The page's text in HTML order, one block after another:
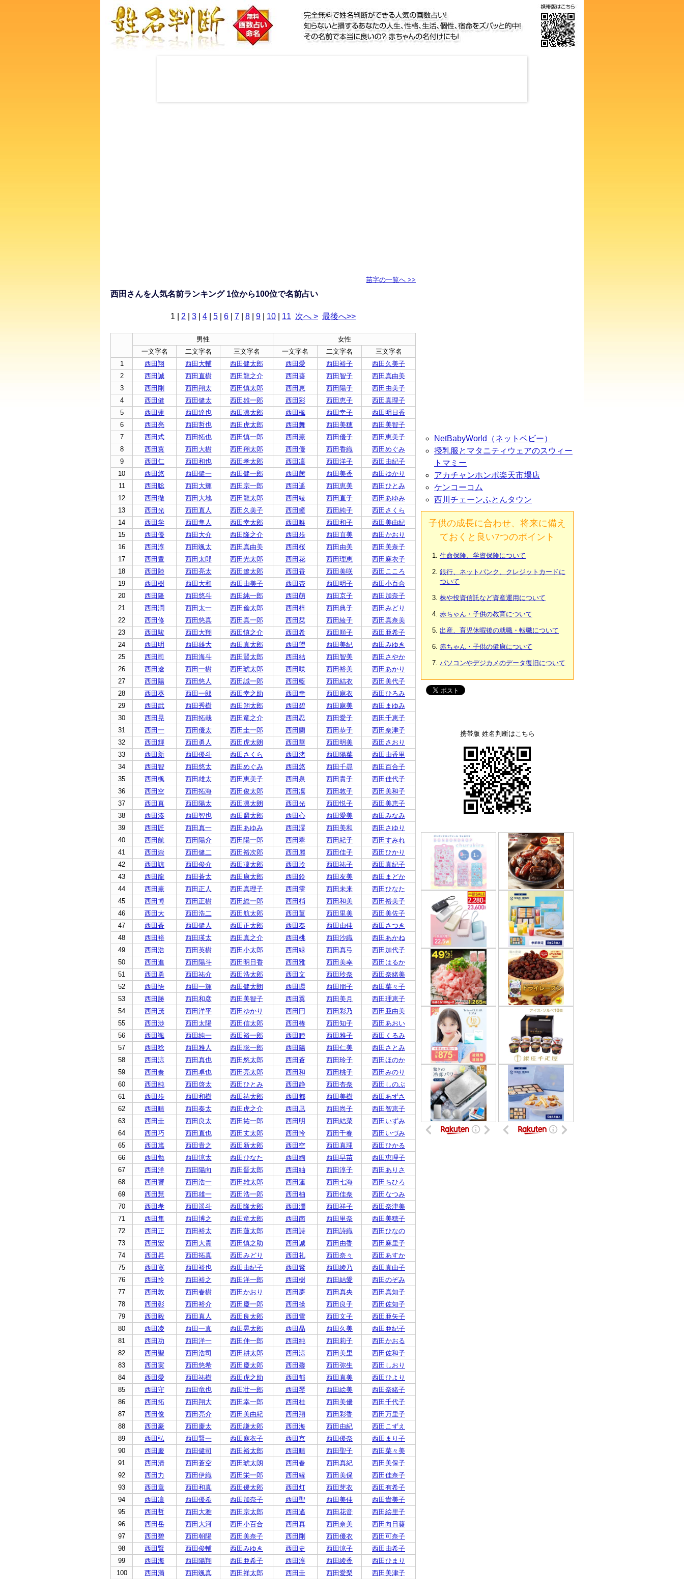
苗字の一覧へ >>
西田さんを人気名前ランキング 1位から100位で名前占い
1 2 3 4 5 6 7 8 9 10 11 次へ > 最後へ>>
男性
女性
一文字名
二文字名 三文字名 一文字名 二文字名
三文字名
1
西田翔 西田大輔 西田健太郎 西田愛 西田裕子
西田久美子
2
西田誠 西田直樹 西田龍之介 西田葵 西田智子
西田真由美
3
西田剛 西田翔太 西田慎太郎 西田恵 西田陽子
西田由美子
4
西田健 西田健太 西田雄一郎 西田彩 西田恵子
西田真理子
5
西田蓮 西田達也 西田凛太郎 西田楓 西田幸子
西田明日香
6
西田亮 西田哲也 西田虎太郎 西田舞 西田美穂
西田美智子
7
西田式 西田拓也 西田慎一郎 西田薫 西田優子
西田恵美子
8
西田翼 西田大樹 西田翔太郎 西田優 西田香織
西田めぐみ
9
西田仁 西田和也 西田孝太郎 西田凛 西田洋子
西田由紀子
10
西田悠 西田健一 西田健一郎 西田茜 西田美香
西田ゆかり
11
西田聡 西田大輝 西田宗一郎 西田遥 西田恵美
西田ひとみ
12
西田徹 西田大地 西田龍太郎 西田綾 西田直子
西田あゆみ
13
西田光 西田直人 西田久美子 西田瞳 西田純子
西田さくら
14
西田学 西田隼人 西田幸太郎 西田唯 西田和子
西田美由紀
15
西田優 西田大介 西田隆之介 西田歩 西田直美
西田かおり
16
西田淳 西田颯太 西田真由美 西田桜 西田由美
西田美奈子
17
西田豊 西田太郎 西田光太郎 西田花 西田理恵
西田麻衣子
18
西田陸 西田亮太 西田遼太郎 西田香 西田美咲
西田こころ
19
西田樹 西田大和 西田由美子 西田杏 西田明子
西田小百合
20
西田隆 西田悠斗 西田純一郎 西田萌 西田京子
西田加奈子
21
西田潤 西田太一 西田倫太郎 西田梓 西田典子
西田みどり
22
西田修 西田悠真 西田真一郎 西田栞 西田綾子
西田真奈美
23
西田駿 西田大翔 西田慎之介 西田希 西田順子
西田亜希子
24
西田明 西田雄大 西田真太郎 西田望 西田美紀
西田みゆき
25
西田司 西田海斗 西田賢太郎 西田結 西田智美
西田さやか
26
西田遼 西田一樹 西田琥太郎 西田咲 西田裕美
西田あかり
27
西田陽 西田悠人 西田誠一郎 西田藍 西田結衣
西田美代子
28
西田葵 西田一郎 西田幸之助 西田幸 西田麻衣
西田ひろみ
29
西田武 西田秀樹 西田朔太郎 西田碧 西田麻美
西田まゆみ
30
西田晃 西田拓哉 西田竜之介 西田忍 西田愛子
西田千恵子
31
西田一 西田優太 西田圭一郎 西田蘭 西田恭子
西田奈津子
32
西田輝 西田勇人 西田虎太朗 西田華 西田明美
西田さおり
33
西田新 西田優斗 西田さくら 西田渚 西田陽菜
西田由香里
34
西田智 西田悠太 西田めぐみ 西田悠 西田千尋
西田百合子
35
西田楓 西田雄太 西田恵美子 西田泉 西田貴子
西田佳代子
36
西田空 西田拓海 西田俊太郎 西田凜 西田敦子
西田美和子
37
西田真 西田陽太 西田凛太朗 西田光 西田悦子
西田美恵子
38
西田湊 西田智也 西田麟太郎 西田心 西田愛美
西田みなみ
39
西田匠 西田真一 西田あゆみ 西田澪 西田美和
西田さゆり
40
西田航 西田陽介 西田陽一郎 西田翠 西田紀子
西田すみれ
41
西田崇 西田健二 西田裕次郎 西田麗 西田佳子
西田ひかり
42
西田諒 西田俊介 西田凜太郎 西田玲 西田祐子
西田真紀子
43
西田龍 西田蒼太 西田康太郎 西田鈴 西田友美
西田まどか
44
西田薫 西田正人 西田真理子 西田雫 西田未来
西田ひなた
45
西田博 西田正樹 西田総一郎 西田梢 西田和美
西田裕美子
46
西田大 西田浩二 西田航太郎 西田菫 西田里美
西田美佐子
47
西田蒼 西田健人 西田正太郎 西田奏 西田由佳
西田さつき
48
西田裕 西田瑛太 西田真之介 西田桃 西田沙織
西田あかね
49
西田浩 西田英樹 西田小太郎 西田緑 西田真弓
西田加代子
50
西田進 西田陽斗 西田明日香 西田雅 西田美幸
西田はるか
51
西田勇 西田祐介 西田浩太郎 西田文 西田玲奈
西田奈緒美
52
西田悟 西田一輝 西田健太朗 西田環 西田朋子
西田菜々子
53
西田勝 西田和彦 西田美智子 西田翼 西田美月
西田理恵子
54
西田茂 西田洋平 西田ゆかり 西田円 西田彩乃
西田亜由美
55
西田渉 西田太陽 西田信太郎 西田椿 西田知子
西田あおい
56
西田颯 西田純一 西田裕一郎 西田睦 西田雅子
西田くるみ
57
西田稔 西田雅人 西田聡一郎 西田陽 西田仁美
西田さとみ
58
西田涼 西田真也 西田悠太郎 西田蒼 西田玲子
西田ほのか
59
西田奏 西田卓也 西田亮太郎 西田和 西田桃子
西田みのり
60
西田純 西田啓太 西田ひとみ 西田静 西田杏奈
西田しのぶ
61
西田歩 西田和樹 西田祐太郎 西田都 西田美樹
西田あずさ
62
西田晴 西田奏太 西田虎之介 西田凪 西田尚子
西田智恵子
63
西田圭 西田良太 西田祐一郎 西田明 西田結菜
西田いずみ
64
西田巧 西田直也 西田丈太郎 西田怜 西田千春
西田いづみ
65
西田篤 西田貴之 西田新太郎 西田空 西田真理
西田ひかる
66
西田勉 西田涼太 西田ひなた 西田絢 西田早苗
西田恵理子
67
西田洋 西田陽向 西田晋太郎 西田紬 西田淳子
西田ありさ
68
西田響 西田浩一 西田雄太郎 西田蓮 西田七海
西田ちひろ
69
西田慧 西田雄一 西田浩一郎 西田柚 西田佳奈
西田なつみ
70
西田孝 西田遥斗 西田隆太郎 西田潤 西田祥子
西田奈津美
71
西田隼 西田博之 西田竜太郎 西田南 西田里奈
西田美穂子
72
西田正 西田裕太 西田蓮太郎 西田詩 西田詩織
西田ひなの
73
西田宏 西田大貴 西田慎之助 西田誠 西田由香
西田麻里子
74
西田昇 西田拓真 西田みどり 西田礼 西田奈々
西田あすか
75
西田寛 西田裕也 西田由紀子 西田紫 西田綾乃
西田真由子
76
西田怜 西田裕之 西田洋一郎 西田樹 西田結愛
西田のぞみ
77
西田敦 西田春樹 西田かおり 西田夢 西田真央
西田真知子
78
西田彰 西田裕介 西田慶一郎 西田操 西田良子
西田佐知子
79
西田毅 西田真人 西田良太郎 西田雪 西田文子
西田亜矢子
80
西田凌 西田一真 西田晃太郎 西田晶 西田久美
西田亜紀子
81
西田功 西田洋一 西田伸一郎 西田純 西田莉子
西田かおる
82
西田聖 西田浩司 西田耕太郎 西田涼 西田美里
西田佐和子
83
西田実 西田悠希 西田慶太郎 西田馨 西田弥生
西田しおり
84
西田愛 西田祐樹 西田虎之助 西田郁 西田真美
西田ひより
85
西田守 西田竜也 西田壮一郎 西田琴 西田絵美
西田奈緒子
86
西田拓 西田翔大 西田幸一郎 西田桂 西田美優
西田千代子
87
西田俊 西田亮介 西田美由紀 西田翔 西田彩香
西田万里子
88
西田豪 西田慶太 西田謙太郎 西田海 西田由紀
西田こずえ
89
西田弘 西田賢一 西田麻衣子 西田京 西田優奈
西田まり子
90
西田慶 西田健司 西田裕太郎 西田晴 西田聖子
西田菜々美
91
西田清 西田蒼空 西田琥太朗 西田春 西田真紀
西田美保子
92
西田力 西田伊織 西田栄一郎 西田縁 西田美保
西田佳奈子
93
西田章 西田和真 西田優太郎 西田灯 西田芽衣
西田有希子
94
西田凛 西田優希 西田加奈子 西田聖 西田美佳
西田貴美子
95
西田哲 西田大雅 西田宗太郎 西田遙 西田花音
西田絵里子
96
西田岳 西田大河 西田小百合 西田真 西田奈美
西田向日葵
97
西田碧 西田朝陽 西田美奈子 西田剛 西田優衣
西田可奈子
98
西田賢 西田俊輔 西田みゆき 西田史 西田涼子
西田由希子
99
西田海 西田陽翔 西田亜希子 西田淳 西田綾香
西田ひまり
100
西田満 西田颯真 西田祥太郎 西田圭 西田愛梨 西田美津子
NetBabyWorld（ネットベビー）
授乳服とマタニティウェアのスウィー
トマミー
アカチャンホンポ楽天市場店
ケンコーコム
西川チェーンふとんタウン
子供の成長に合わせ、将来に備え
ておくと良い7つのポイント
生命保険、学資保険について
銀行、ネットバンク、クレジットカードに
ついて
株や投資信託など資産運用について
赤ちゃん・子供の教育について
出産、育児休暇後の就職・転職について
赤ちゃん・子供の健康について
パソコンやデジカメのデータ復旧について
携帯版 姓名判断はこちら